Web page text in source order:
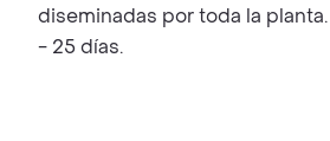
diseminadas por toda la
- 25 días.